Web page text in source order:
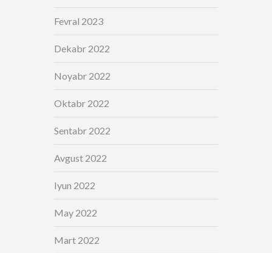
Fevral 2023
Dekabr 2022
Noyabr 2022
Oktabr 2022
Sentabr 2022
Avgust 2022
Iyun 2022
May 2022
Mart 2022